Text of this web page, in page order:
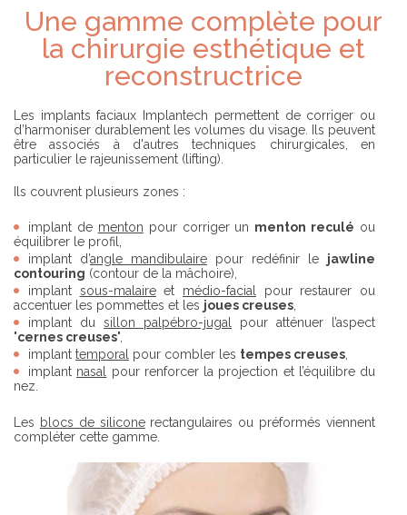
O
U
C
H
I
R
U
G
E
N
Body
Une gamme complète pour
la chirurgie esthétique et
reconstructrice
Les implants faciaux Implantech permettent de corriger ou
d’harmoniser durablement les volumes du visage. Ils peuvent
être associés à d'autres techniques chirurgicales, en
particulier le rajeunissement (lifting).
Ils couvrent plusieurs zones :
implant de menton pour corriger un menton reculé ou
équilibrer le profil,
implant d’angle mandibulaire pour redéfinir le jawline
contouring (contour de la mâchoire),
implant sous-malaireet médio-facial
pour restaurer ou
accentuer les pommettes et les joues creuses
implant du sillon palpébro-jugal
pour atténuer l’aspect
"cernes creuses",
implant temporal pour combler les tempes creuses
implant nasal
pour renforcer la projection et l’équilibre du
nez.
Les blocs de siliconerectangulaires ou préformés viennent
compléter cette gamme.